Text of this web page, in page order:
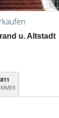
u. Altstadt